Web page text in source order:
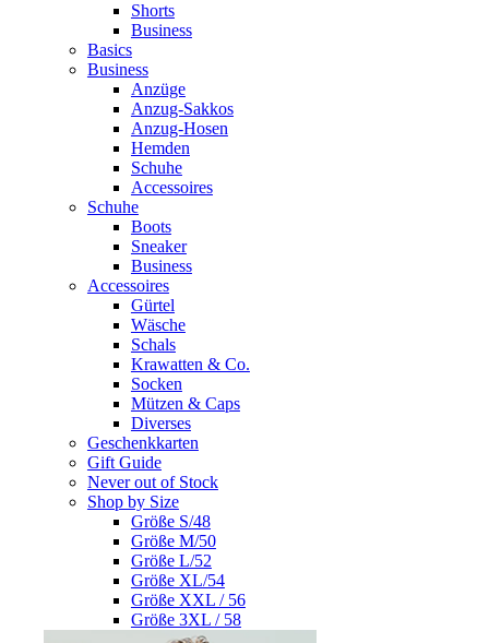
Shorts
Business
Basics
Business
Anzüge
Anzug-Sakkos
Anzug-Hosen
Hemden
Schuhe
Accessoires
Schuhe
Boots
Sneaker
Business
Accessoires
Gürtel
Wäsche
Schals
Krawatten & Co.
Socken
Mützen & Caps
Diverses
Geschenkkarten
Gift Guide
Never out of Stock
Shop by Size
Größe S/48
Größe M/50
Größe L/52
Größe XL/54
Größe XXL / 56
Größe 3XL / 58